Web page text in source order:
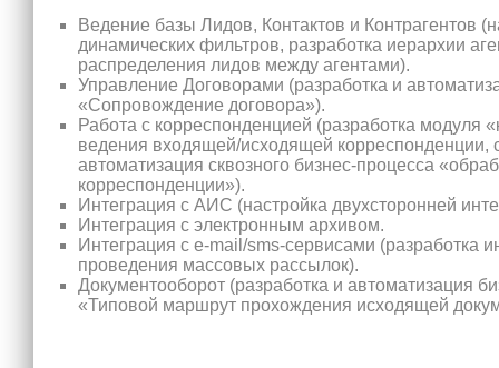
Ведение базы Лидов, Контактов и Контрагентов
динамических фильтров, разработка иерархии
распределения лидов между агентами).
Управление Договорами (разработка и
«Сопровождение договора»).
Работа с корреспонденцией (разработка модуля
ведения входящей/исходящей корреспонденции,
автоматизация сквозного бизнес-процесса
корреспонденции»).
Интеграция с АИС (настройка двухсторонней
Интеграция с электронным архивом.
Интеграция с e-mail/sms-сервисами (разработка
проведения массовых рассылок).
Документооборот (разработка и автоматизация
«Типовой маршрут прохождения исходящей